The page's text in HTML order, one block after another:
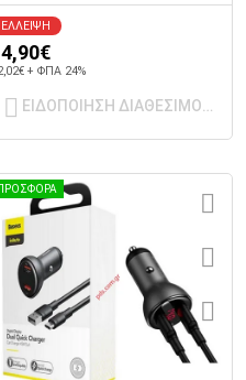
ΕΛΛΕΙΨΗ
+ ΦΠΑ 24%
ΕΙΔΟΠΟΙΗΣΗ ΔΙΑΘΕΣΙΜΟΤΗΤΑΣ
ΠΡΟΣΦΟΡΑ